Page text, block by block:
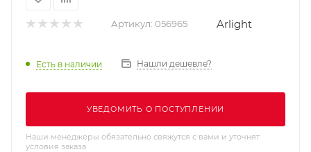
Артикул: 056965 Arlight
Есть в наличии Нашли дешевле?
УВЕДОМИТЬ О ПОСТУПЛЕНИИ
Наши менеджеры обязательно свяжутся с вами и уточнят
условия заказа